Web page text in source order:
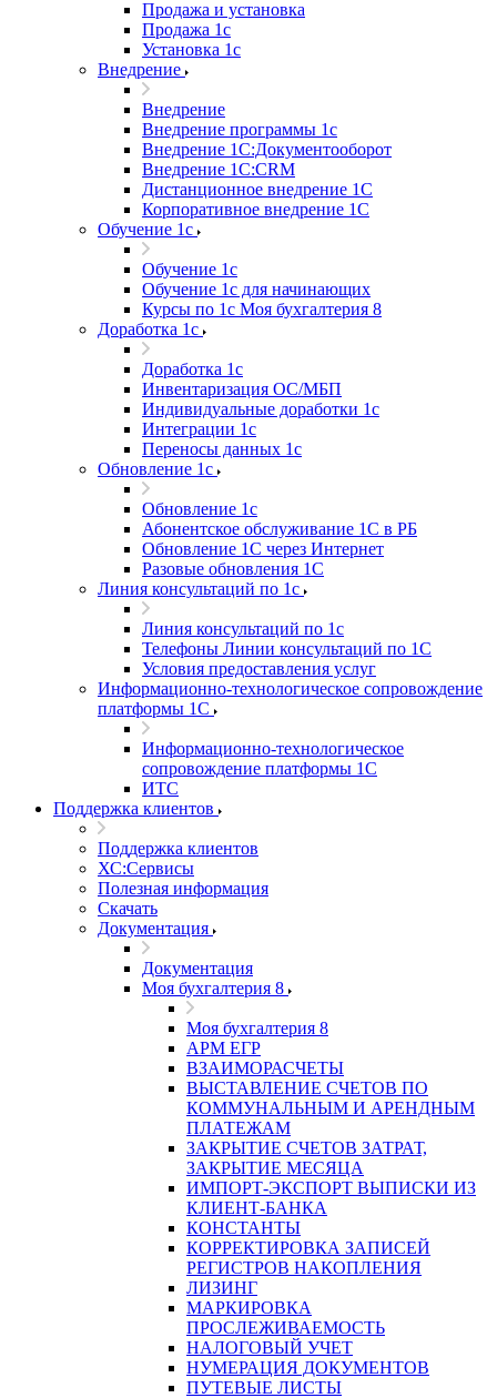
Продажа и установка
Продажа 1с
Установка 1с
Внедрение
Внедрение
Внедрение программы 1с
Внедрение 1С:Документооборот
Внедрение 1С:CRM
Дистанционное внедрение 1С
Корпоративное внедрение 1С
Обучение 1с
Обучение 1с
Обучение 1с для начинающих
Курсы по 1с Моя бухгалтерия 8
Доработка 1с
Доработка 1с
Инвентаризация ОС/МБП
Индивидуальные доработки 1с
Интеграции 1с
Переносы данных 1с
Обновление 1с
Обновление 1с
Абонентское обслуживание 1С в РБ
Обновление 1С через Интернет
Разовые обновления 1С
Линия консультаций по 1с
Линия консультаций по 1с
Телефоны Линии консультаций по 1С
Условия предоставления услуг
Информационно-технологическое сопровождение
платформы 1С
Информационно-технологическое
сопровождение платформы 1С
ИТС
Поддержка клиентов
Поддержка клиентов
ХС:Сервисы
Полезная информация
Скачать
Документация
Документация
Моя бухгалтерия 8
Моя бухгалтерия 8
АРМ ЕГР
ВЗАИМОРАСЧЕТЫ
ВЫСТАВЛЕНИЕ СЧЕТОВ ПО
КОММУНАЛЬНЫМ И АРЕНДНЫМ
ПЛАТЕЖАМ
ЗАКРЫТИЕ СЧЕТОВ ЗАТРАТ,
ЗАКРЫТИЕ МЕСЯЦА
ИМПОРТ-ЭКСПОРТ ВЫПИСКИ ИЗ
КЛИЕНТ-БАНКА
КОНСТАНТЫ
КОРРЕКТИРОВКА ЗАПИСЕЙ
РЕГИСТРОВ НАКОПЛЕНИЯ
ЛИЗИНГ
МАРКИРОВКА
ПРОСЛЕЖИВАЕМОСТЬ
НАЛОГОВЫЙ УЧЕТ
НУМЕРАЦИЯ ДОКУМЕНТОВ
ПУТЕВЫЕ ЛИСТЫ